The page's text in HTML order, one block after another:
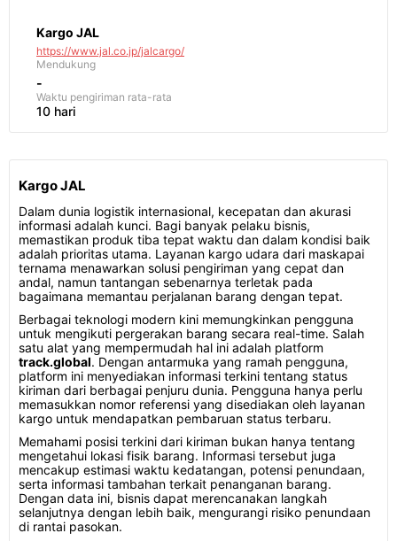
Kargo JAL
https://www.jal.co.jp/jalcargo/
Mendukung
-
Waktu pengiriman rata-rata
10 hari
Kargo JAL
Dalam dunia logistik internasional, kecepatan dan akurasi
informasi adalah kunci. Bagi banyak pelaku bisnis,
memastikan produk tiba tepat waktu dan dalam kondisi baik
adalah prioritas utama. Layanan kargo udara dari maskapai
ternama menawarkan solusi pengiriman yang cepat dan
andal, namun tantangan sebenarnya terletak pada
bagaimana memantau perjalanan barang dengan tepat.
Berbagai teknologi modern kini memungkinkan pengguna
untuk mengikuti pergerakan barang secara real-time. Salah
satu alat yang mempermudah hal ini adalah platform
track.global. Dengan antarmuka yang ramah pengguna,
platform ini menyediakan informasi terkini tentang status
kiriman dari berbagai penjuru dunia. Pengguna hanya perlu
memasukkan nomor referensi yang disediakan oleh layanan
kargo untuk mendapatkan pembaruan status terbaru.
Memahami posisi terkini dari kiriman bukan hanya tentang
mengetahui lokasi fisik barang. Informasi tersebut juga
mencakup estimasi waktu kedatangan, potensi penundaan,
serta informasi tambahan terkait penanganan barang.
Dengan data ini, bisnis dapat merencanakan langkah
selanjutnya dengan lebih baik, mengurangi risiko penundaan
di rantai pasokan.